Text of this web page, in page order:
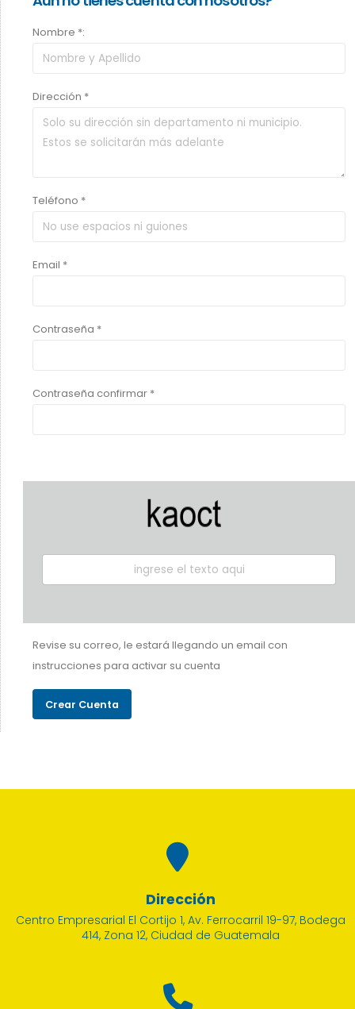
Nombre *:
Dirección *
Teléfono *
Email *
Contraseña *
Contraseña confirmar *
Revise su correo, le estará llegando un email con
instrucciones para activar su cuenta
Dirección
Centro Empresarial El Cortijo 1, Av. Ferrocarril 19-97, Bodega
414, Zona 12, Ciudad de Guatemala